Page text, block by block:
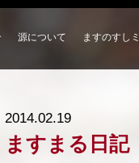
源について ますのすし
2014.02.19
ますまる日記